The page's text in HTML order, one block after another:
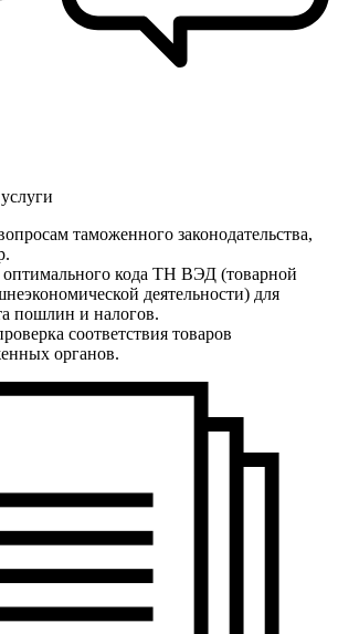
таможенного законодательства,
кода ТН ВЭД (товарной
деятельности) для
пошлин и налогов.
соответствия товаров
органов.